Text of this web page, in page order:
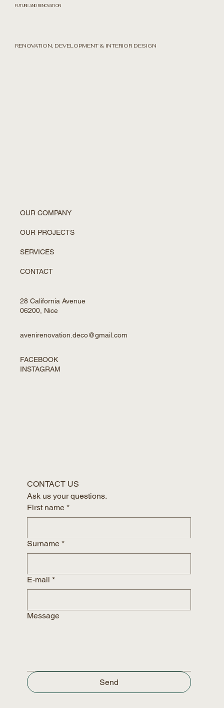
FUTURE AND RENOVATION
RENOVATION, DEVELOPMENT & INTERIOR DESIGN
avenirenovation.deco@gmail.com
28 California Avenue
06200, Nice
OUR COMPANY
OUR PROJECTS
SERVICES
CONTACT
FACEBOOK
INSTAGRAM
CONTACT US
First name *
Surname *
E-mail *
Message
Send